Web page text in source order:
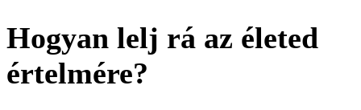
Hogyan lelj rá az életed
értelmére?